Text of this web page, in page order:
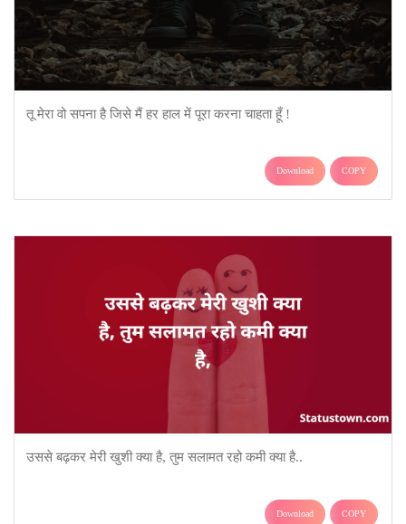
तू मेरा वो सपना है जिसे मैं हर हाल में पूरा करना चाहता हूँ !
Download COPY
उससे बढ़कर मेरी खुशी क्या है, तुम सलामत रहो कमी क्या है..
Download COPY